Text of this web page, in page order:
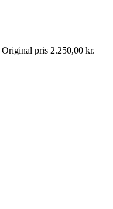
Original pris 2.250,00 kr.